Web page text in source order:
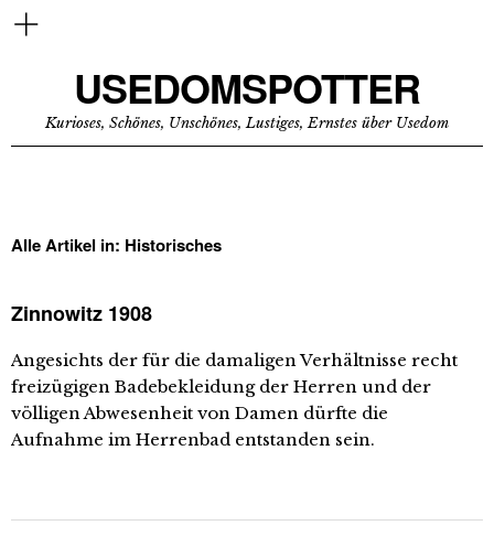
USEDOMSPOTTER
Kurioses, Schönes, Unschönes, Lustiges, Ernstes über Usedom
Alle Artikel in: Historisches
Zinnowitz 1908
Angesichts der für die damaligen Verhältnisse recht
freizügigen Badebekleidung der Herren und der
völligen Abwesenheit von Damen dürfte die
Aufnahme im Herrenbad entstanden sein.